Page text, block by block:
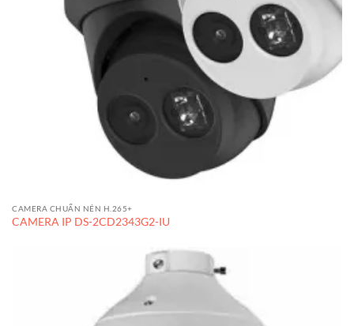
CAMERA CHUẨN NÉN H.265+
CAMERA IP DS-2CD2343G2-IU